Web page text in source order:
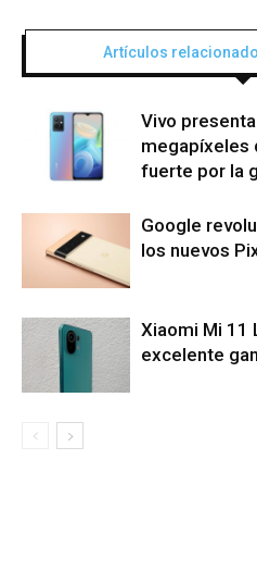
Artículos
Vivo
megapíxeles
fuerte por la
Google
los nuevos
Xiaomi Mi 11
excelente